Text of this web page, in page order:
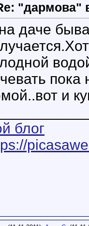
"дармова"
даче
и
блог